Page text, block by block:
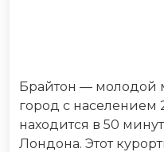
Брайтон — молодой
город с населением
находится в 50
Лондона. Этот